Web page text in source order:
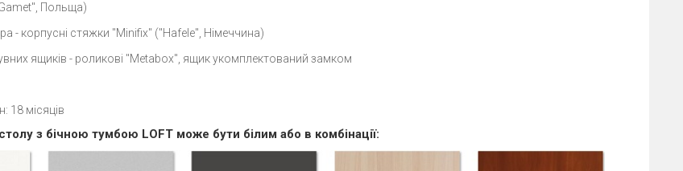
Польща)
- корпусні стяжки "Minifix" ("Hafele", Німеччина)
ящиків - роликові "Metabox", ящик укомплектований замком
18 місяців
з бічною тумбою LOFT може бути білим або в комбінації: